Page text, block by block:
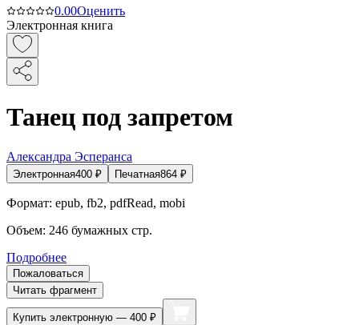
0.00Оценить
Электронная книга
Танец под запретом
Александра Эсперанса
Электронная400 ₽ Печатная864 ₽
Формат: epub, fb2, pdfRead, mobi
Объем: 246 бумажных стр.
Подробнее
Пожаловаться
Читать фрагмент
Купить электронную — 400 ₽